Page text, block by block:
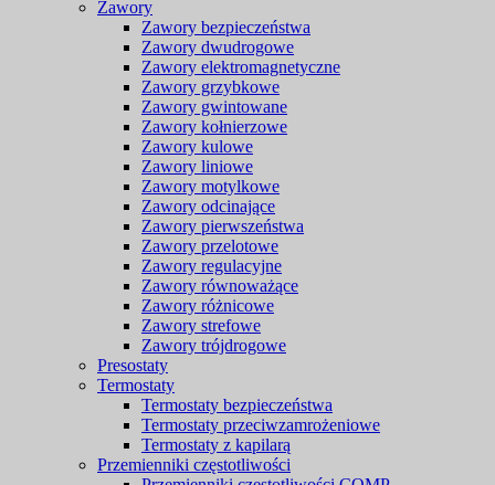
Zawory
Zawory bezpieczeństwa
Zawory dwudrogowe
Zawory elektromagnetyczne
Zawory grzybkowe
Zawory gwintowane
Zawory kołnierzowe
Zawory kulowe
Zawory liniowe
Zawory motylkowe
Zawory odcinające
Zawory pierwszeństwa
Zawory przelotowe
Zawory regulacyjne
Zawory równoważące
Zawory różnicowe
Zawory strefowe
Zawory trójdrogowe
Presostaty
Termostaty
Termostaty bezpieczeństwa
Termostaty przeciwzamrożeniowe
Termostaty z kapilarą
Przemienniki częstotliwości